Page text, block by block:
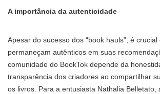
A importância da autenticidade
Apesar do sucesso dos “book hauls”, é
permaneçam autênticos em suas
comunidade do BookTok depende da
transparência dos criadores ao compartilhar
os livros. Para a entusiasta Nathalia Belletato,